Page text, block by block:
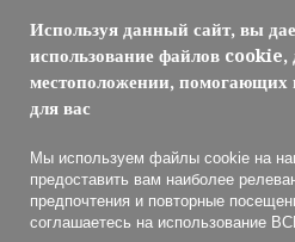
Днепр: (067) 488-10-45
E-mail: welcome@101mk.com
Обслуживание
Используя данный сайт, вы
использование файлов cookie,
местоположении, помогающих
для вас
Мы используем файлы cookie на
предоставить вам наиболее
предпочтения и повторные
соглашаетесь на использование